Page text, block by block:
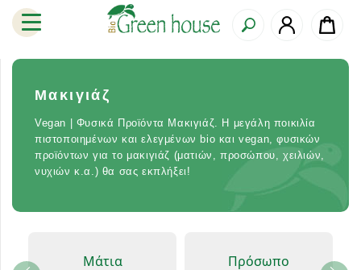
Μακιγιάζ
Vegan | Φυσικά Προϊόντα Μακιγιάζ. Η μεγάλη ποικιλία
πιστοποιημένων και ελεγμένων bio και vegan, φυσικών
προϊόντων για το μακιγιάζ (ματιών, προσώπου, χειλιών,
νυχιών κ.α.) θα σας εκπλήξει!
Μάτια Πρόσωπο